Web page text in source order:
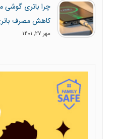
چرا باتری گوشی
کاهش مصرف
مهر 27, 1401